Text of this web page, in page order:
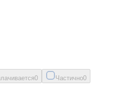
0 Частично0